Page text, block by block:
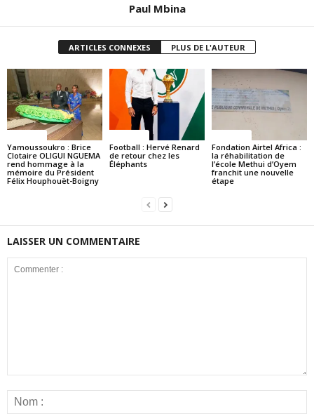
Paul Mbina
ARTICLES CONNEXES PLUS DE L'AUTEUR
Yamoussoukro : Brice
Clotaire OLIGUI NGUEMA
rend hommage à la
mémoire du Président
Félix Houphouët-Boigny
Football : Hervé Renard
de retour chez les
Éléphants
Fondation Airtel Africa :
la réhabilitation de
l’école Methui d’Oyem
franchit une nouvelle
étape
LAISSER UN COMMENTAIRE